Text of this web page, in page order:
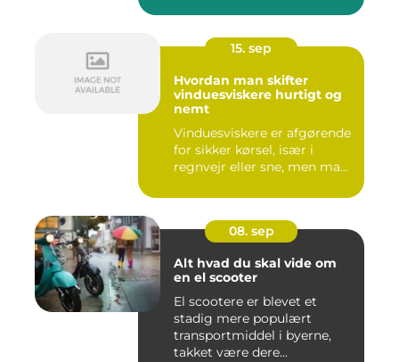
15. sep
Hvordan man skifter
vinduesviskere hurtigt og
nemt
Vinduesviskere er afgørende
for sikker kørsel, især i
regnvejr eller sne, men ma...
08. sep
Alt hvad du skal vide om
en el scooter
El scootere er blevet et
stadig mere populært
transportmiddel i byerne,
takket være dere...